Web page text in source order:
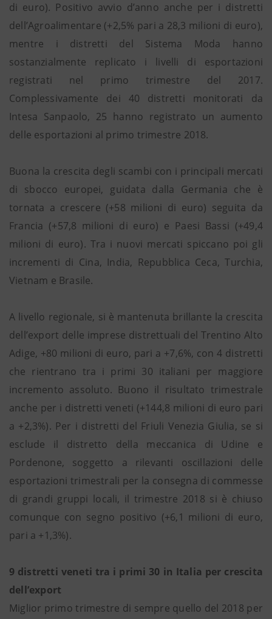
di euro). Positivo avvio d’anno anche per i distretti
dell’Agroalimentare (+2,5% pari a 28,3 milioni di euro),
mentre i distretti del Sistema Moda hanno
sostanzialmente replicato i livelli di esportazioni
registrati nel primo trimestre del 2017.
Complessivamente dei 40 distretti monitorati da
Intesa Sanpaolo, 25 hanno registrato un aumento
delle esportazioni al primo trimestre 2018.
Buona la crescita degli scambi con i principali mercati
di sbocco europei, guidata dalla Germania che è
tornata a crescere (+58 milioni di euro) seguita da
Francia (+57,8 milioni di euro) e Paesi Bassi (+49,4
milioni di euro). Tra i nuovi mercati spiccano poi gli
incrementi di Cina, India, Repubblica Ceca, Turchia,
Vietnam e Brasile.
A livello regionale, si è mantenuta brillante la crescita
dell’export delle imprese distrettuali del Trentino Alto
Adige, +80 milioni di euro, pari a +7,6%, con 4 distretti
che rientrano tra i primi 30 italiani per maggiore
incremento assoluto. Buono il risultato trimestrale
anche per i distretti veneti (+144,8 milioni di euro pari
a +2,3%). Per i distretti del Friuli Venezia Giulia, se si
esclude il distretto della meccanica di Udine e
Pordenone, soggetto a rilevanti oscillazioni delle
esportazioni trimestrali per la consegna di commesse
di grandi gruppi locali, il trimestre 2018 si è chiuso
comunque con segno positivo (+6,1 milioni di euro,
pari a +1,3%).
9 distretti veneti tra i primi 30 in Italia per crescita
dell’export
Miglior primo trimestre di sempre quello del 2018 per